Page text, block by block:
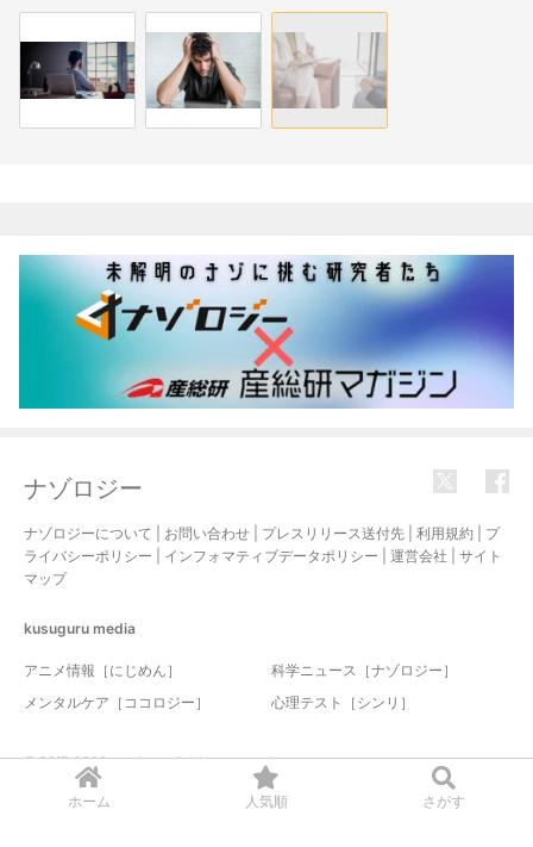
ホーム 人気順 さがす
ナゾロジー
ナゾロジーについて お問い合わせ プレスリリース送付先 利用規約
プ
ライバシーポリシー
インフォマティブデータポリシー 運営会社
サイト
マップ
kusuguru media
アニメ情報［にじめん］
科学ニュース［ナゾロジー］
メンタルケア［ココロジー］
心理テスト［シンリ］
© 2017-2026 nazology. all rights reserved.